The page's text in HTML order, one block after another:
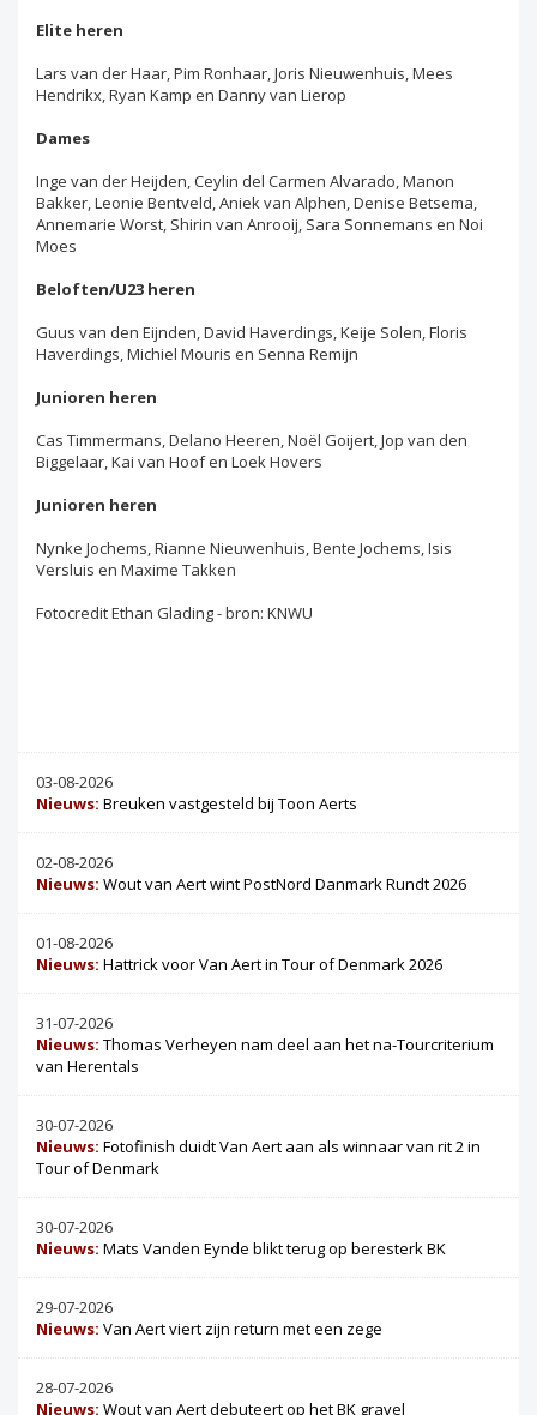
Elite heren
Lars van der Haar, Pim Ronhaar, Joris Nieuwenhuis, Mees
Hendrikx, Ryan Kamp en Danny van Lierop
Dames
Inge van der Heijden, Ceylin del Carmen Alvarado, Manon
Bakker, Leonie Bentveld, Aniek van Alphen, Denise Betsema,
Annemarie Worst, Shirin van Anrooij, Sara Sonnemans en Noi
Moes
Beloften/U23 heren
Guus van den Eijnden, David Haverdings, Keije Solen, Floris
Haverdings, Michiel Mouris en Senna Remijn
Junioren heren
Cas Timmermans, Delano Heeren, Noël Goijert, Jop van den
Biggelaar, Kai van Hoof en Loek Hovers
Junioren heren
Nynke Jochems, Rianne Nieuwenhuis, Bente Jochems, Isis
Versluis en Maxime Takken
Fotocredit Ethan Glading - bron: KNWU
03-08-2026
Nieuws: Breuken vastgesteld bij Toon Aerts
02-08-2026
Nieuws: Wout van Aert wint PostNord Danmark Rundt 2026
01-08-2026
Nieuws: Hattrick voor Van Aert in Tour of Denmark 2026
31-07-2026
Nieuws: Thomas Verheyen nam deel aan het na-Tourcriterium
van Herentals
30-07-2026
Nieuws: Fotofinish duidt Van Aert aan als winnaar van rit 2 in
Tour of Denmark
30-07-2026
Nieuws: Mats Vanden Eynde blikt terug op beresterk BK
29-07-2026
Nieuws: Van Aert viert zijn return met een zege
28-07-2026
Nieuws: Wout van Aert debuteert op het BK gravel